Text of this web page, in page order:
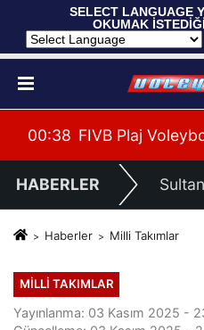
SELECT LANGUAGE
OKUMAK
Hazırlıklarına Başladı
Alanya’da Başladı
00:39 U20 Erkek Millî
HABERLER
Haberler Milli Takımlar
MILLI TAKIMLAR
Yayınlanma: 03 Kasım 2025 -